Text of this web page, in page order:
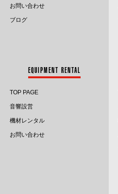
2024.2
2023.12
2023.11
お問い合わせ
ブログ
EQUIPMENT RENTAL
TOP PAGE
音響設営
機材レンタル
お問い合わせ